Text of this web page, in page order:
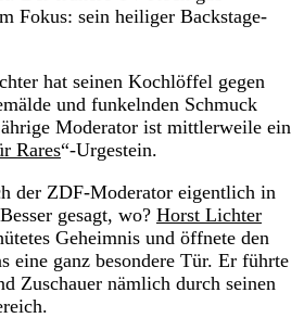
Fokus: sein heiliger Backstage-
hat seinen Kochlöffel gegen
und funkelnden Schmuck
Moderator ist mittlerweile ein
Rares“-Urgestein.
der ZDF-Moderator eigentlich in
gesagt, wo? Horst Lichter
Geheimnis und öffnete den
eine ganz besondere Tür. Er führte
Zuschauer nämlich durch seinen